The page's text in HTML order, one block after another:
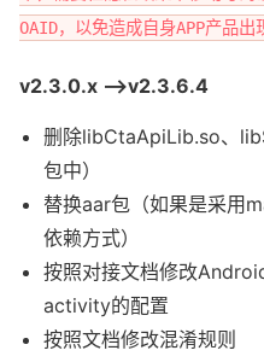
OAID，以免造成自身APP产品出
v2.3.0.x -->v2.3.6.4
删除libCtaApiLib.so、
包中）
替换aar包（如果是采用
依赖方式）
按照对接文档修改
activity的配置
按照文档修改混淆规则